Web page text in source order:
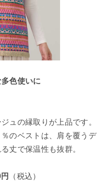
色使いに
ュの縁取りが上品です。
のベストは、肩を覆うデ
丈で保温性も抜群。
（税込）